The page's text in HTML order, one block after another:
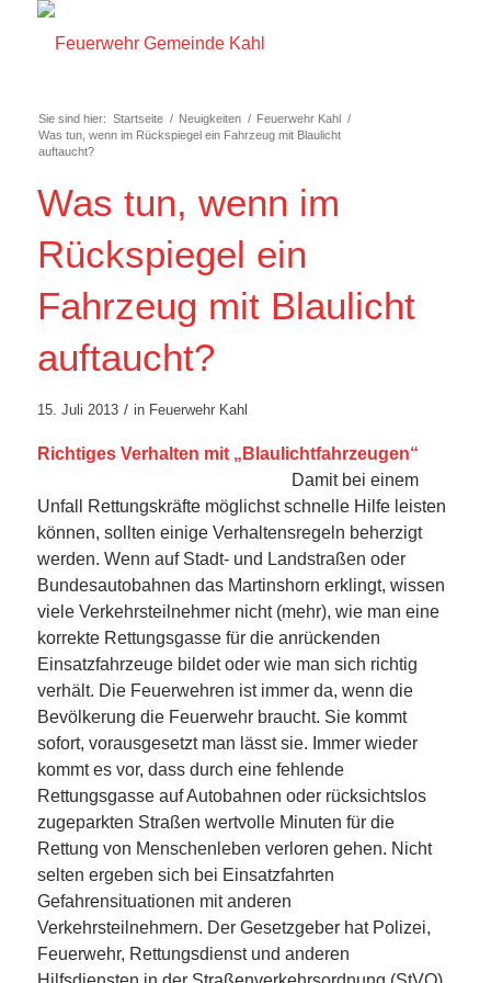
Sie sind hier: Startseite / Neuigkeiten / Feuerwehr Kahl /
Was tun, wenn im Rückspiegel ein Fahrzeug mit Blaulicht
auftaucht?
Was tun, wenn im
Rückspiegel ein
Fahrzeug mit Blaulicht
auftaucht?
15. Juli 2013 / in Feuerwehr Kahl
Richtiges Verhalten mit „Blaulichtfahrzeugen“
Damit bei einem
Unfall Rettungskräfte möglichst schnelle Hilfe leisten
können, sollten einige Verhaltensregeln beherzigt
werden. Wenn auf Stadt- und Landstraßen oder
Bundesautobahnen das Martinshorn erklingt, wissen
viele Verkehrsteilnehmer nicht (mehr), wie man eine
korrekte Rettungsgasse für die anrückenden
Einsatzfahrzeuge bildet oder wie man sich richtig
verhält. Die Feuerwehren ist immer da, wenn die
Bevölkerung die Feuerwehr braucht. Sie kommt
sofort, vorausgesetzt man lässt sie. Immer wieder
kommt es vor, dass durch eine fehlende
Rettungsgasse auf Autobahnen oder rücksichtslos
zugeparkten Straßen wertvolle Minuten für die
Rettung von Menschenleben verloren gehen. Nicht
selten ergeben sich bei Einsatzfahrten
Gefahrensituationen mit anderen
Verkehrsteilnehmern. Der Gesetzgeber hat Polizei,
Feuerwehr, Rettungsdienst und anderen